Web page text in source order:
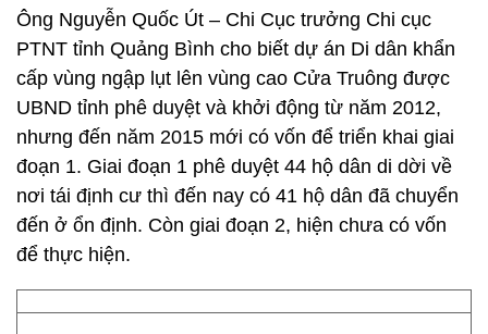
Ông Nguyễn Quốc Út – Chi Cục trưởng Chi cục
PTNT tỉnh Quảng Bình cho biết dự án Di dân khẩn
cấp vùng ngập lụt lên vùng cao Cửa Truông được
UBND tỉnh phê duyệt và khởi động từ năm 2012,
nhưng đến năm 2015 mới có vốn để triển khai giai
đoạn 1. Giai đoạn 1 phê duyệt 44 hộ dân di dời về
nơi tái định cư thì đến nay có 41 hộ dân đã chuyển
đến ở ổn định. Còn giai đoạn 2, hiện chưa có vốn
để thực hiện.